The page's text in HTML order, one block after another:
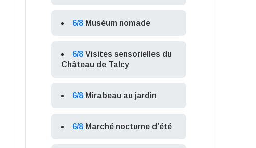
6/8 Muséum nomade
6/8 Visites sensorielles du
Château de Talcy
6/8 Mirabeau au jardin
6/8 Marché nocturne d’été